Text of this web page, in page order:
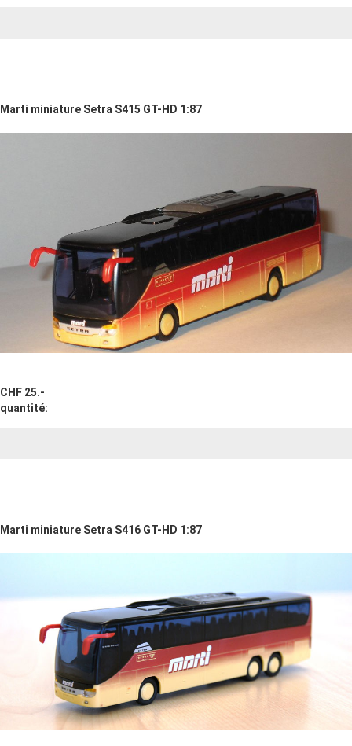
Marti miniature Setra S415 GT-HD 1:87
CHF 25.-
quantité:
Marti miniature Setra S416 GT-HD 1:87